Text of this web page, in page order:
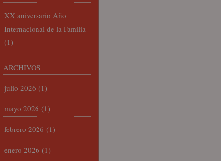
XX aniversario Año
Internacional de la Familia
(1)
ARCHIVOS
julio 2026 (1)
mayo 2026 (1)
febrero 2026 (1)
enero 2026 (1)